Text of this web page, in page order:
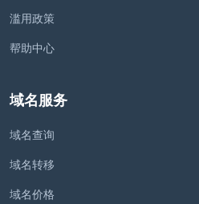
滥用政策
帮助中心
域名服务
域名查询
域名转移
域名价格